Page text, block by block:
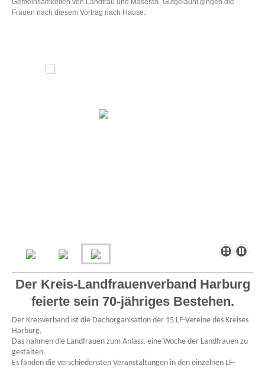
Gemeinsamkeiten von Landfrau und Maserati. Gutgelaunt gingen die
Frauen nach diesem Vortrag nach Hause.
Der Kreis-Landfrauenverband Harburg
feierte sein 70-jähriges Bestehen.
Der Kreisverband ist die Dachorganisation der 15 LF-Vereine des Kreises
Harburg.
Das nahmen die Landfrauen zum Anlass, eine Woche der Landfrauen zu
gestalten.
Es fanden die verschiedensten Veranstaltungen in den einzelnen LF-